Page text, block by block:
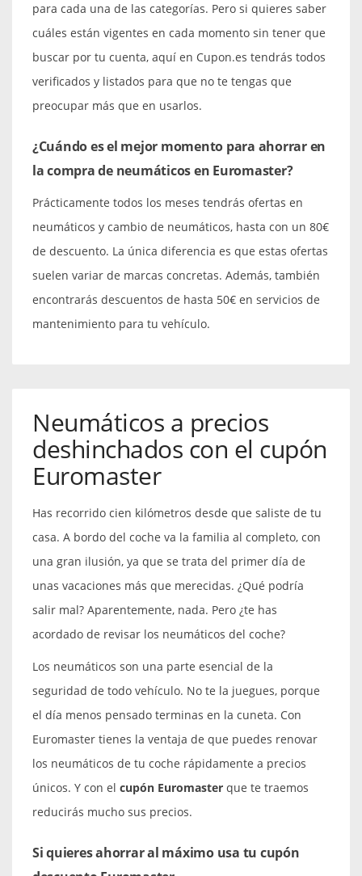
para cada una de las categorías. Pero si quieres saber
cuáles están vigentes en cada momento sin tener que
buscar por tu cuenta, aquí en Cupon.es tendrás todos
verificados y listados para que no te tengas que
preocupar más que en usarlos.
¿Cuándo es el mejor momento para ahorrar en
la compra de neumáticos en Euromaster?
Prácticamente todos los meses tendrás ofertas en
neumáticos y cambio de neumáticos, hasta con un 80€
de descuento. La única diferencia es que estas ofertas
suelen variar de marcas concretas. Además, también
encontrarás descuentos de hasta 50€ en servicios de
mantenimiento para tu vehículo.
Neumáticos a precios
deshinchados con el cupón
Euromaster
Has recorrido cien kilómetros desde que saliste de tu
casa. A bordo del coche va la familia al completo, con
una gran ilusión, ya que se trata del primer día de
unas vacaciones más que merecidas. ¿Qué podría
salir mal? Aparentemente, nada. Pero ¿te has
acordado de revisar los neumáticos del coche?
Los neumáticos son una parte esencial de la
seguridad de todo vehículo. No te la juegues, porque
el día menos pensado terminas en la cuneta. Con
Euromaster tienes la ventaja de que puedes renovar
los neumáticos de tu coche rápidamente a precios
únicos. Y con el cupón Euromaster que te traemos
reducirás mucho sus precios.
Si quieres ahorrar al máximo usa tu cupón